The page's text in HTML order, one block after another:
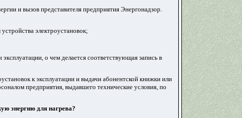
и вызов представителя предприятия Энергонадзор.
электроустановок;
о чем делается соответствующая запись в
к эксплуатации и выдачи абонентской книжки или
предприятия, выдавшего технические условия, по
энергию для нагрева?